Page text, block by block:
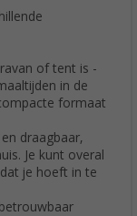
of tent is -
in de
formaat
draagbaar,
Je kunt overal
je hoeft in te